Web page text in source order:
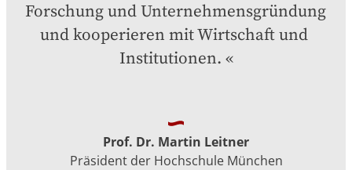
Forschung und Unternehmensgründung
und kooperieren mit Wirtschaft und
Institutionen.
Prof. Dr. Martin Leitner
Präsident der Hochschule München